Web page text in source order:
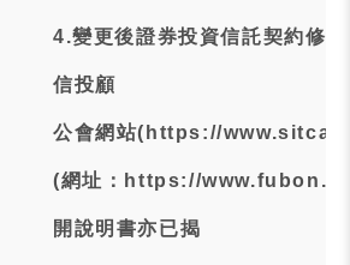
4.變更後證券投資信託契約修
信投顧
公會網站(https://
(網址：https://
開說明書亦已揭